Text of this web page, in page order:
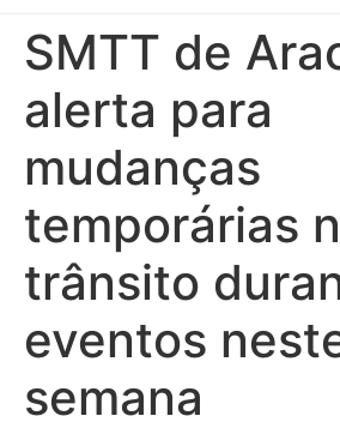
SMTT de
alerta para
mudanças
temporárias
trânsito
eventos
semana